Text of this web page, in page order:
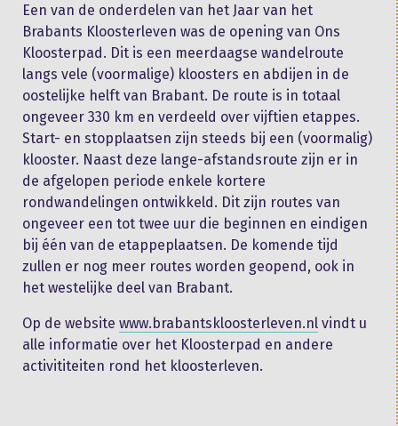
Een van de onderdelen van het Jaar van het
Brabants Kloosterleven was de opening van Ons
Kloosterpad. Dit is een meerdaagse wandelroute
langs vele (voormalige) kloosters en abdijen in de
oostelijke helft van Brabant. De route is in totaal
ongeveer 330 km en verdeeld over vijftien etappes.
Start- en stopplaatsen zijn steeds bij een (voormalig)
klooster. Naast deze lange-afstandsroute zijn er in
de afgelopen periode enkele kortere
rondwandelingen ontwikkeld. Dit zijn routes van
ongeveer een tot twee uur die beginnen en eindigen
bij één van de etappeplaatsen. De komende tijd
zullen er nog meer routes worden geopend, ook in
het westelijke deel van Brabant.
Op de website www.brabantskloosterleven.nl vindt u
alle informatie over het Kloosterpad en andere
activititeiten rond het kloosterleven.